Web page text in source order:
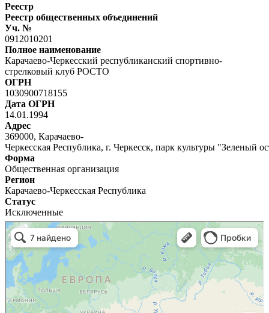
Реестр
Реестр общественных объединений
Уч. №
0912010201
Полное наименование
Карачаево-Черкесский республиканский спортивно-
стрелковый клуб РОСТО
ОГРН
1030900718155
Дата ОГРН
14.01.1994
Адрес
369000, Карачаево-
Черкесская Республика, г. Черкесск, парк культуры "Зеленый
Форма
Общественная организация
Регион
Карачаево-Черкесская Республика
Статус
Исключенные